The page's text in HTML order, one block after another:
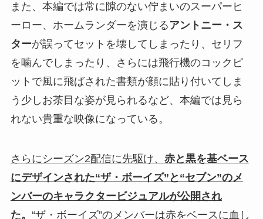
また、本編では常に隙のない佇まいのスーパーヒ
ーロー、ホームランダーを演じるアントニー・ス
ターが誤ってセットを壊してしまったり、セリフ
を噛んでしまったり、さらには飛行機のコックピ
ットで風に飛ばされた書類が顔に貼り付いてしま
う少しお茶目な姿が見られるなど、本編では見ら
れない貴重な映像になっている。
さらにシーズン2配信に先駆け、 赤と黒を基ベース
にデザインされた“ザ・ボーイズ”と“セブン”のメ
ンバーのキャラクタービジュアルが公開され
た。 “ザ・ボーイズ”のメンバーは赤をベースに血し